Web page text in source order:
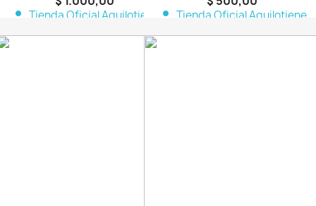
person Tienda Oficial Aquilotiene person Tienda Oficial Aquilotiene